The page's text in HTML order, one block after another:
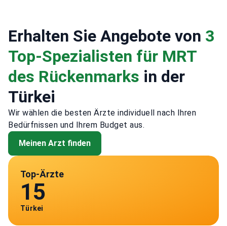
Erhalten Sie Angebote von 3
Top-Spezialisten für MRT
des Rückenmarks in der
Türkei
Wir wählen die besten Ärzte individuell nach Ihren
Bedürfnissen und Ihrem Budget aus.
Meinen Arzt finden
Top-Ärzte
15
Türkei